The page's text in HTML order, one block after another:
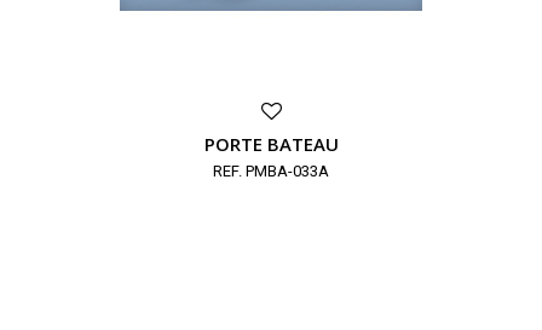
PORTE BATEAU
REF. PMBA-033A